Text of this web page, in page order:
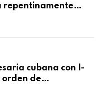
repentinamente
cubana con I-
orden de